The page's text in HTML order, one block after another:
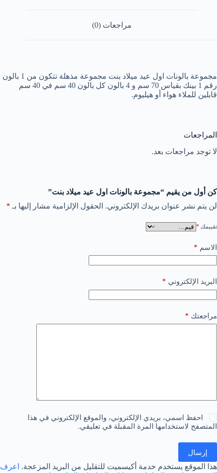
مراجعات (0)
مجموعة بالونات اول عيد ميلاد بنت مجموعة مذهلة تتكون من 1 بالون
رقم 1 بينك بقياس 70 سم و 4 بالون كل بالون 40 سم في 40 سم
قابلين للملاء هواء أو هيليوم.
المراجعات
لا توجد مراجعات بعد.
كن أول من يقيم “مجموعة بالونات اول عيد ميلاد بنت”
لن يتم نشر عنوان بريدك الإلكتروني. الحقول الإلزامية مشار إليها بـ *
تقييمك *
الاسم *
البريد الإلكتروني *
مراجعتك *
احفظ اسمي، بريدي الإلكتروني، والموقع الإلكتروني في هذا
المتصفح لاستخدامها المرة المقبلة في تعليقي.
إرسال
هذا الموقع يستخدم خدمة أكيسميت للتقليل من البريد المزعجة.
اعرف